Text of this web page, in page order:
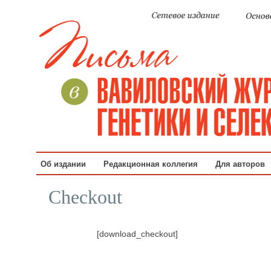
Об издании Редакционная коллегия Для авторов
Checkout
[download_checkout]